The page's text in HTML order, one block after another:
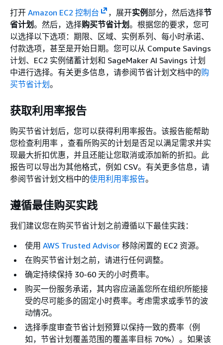
打开 Amazon EC2 控制台 ，展开实例部分，然后选择节
省计划。然后，选择购买节省计划。根据您的要求，您可
以选择以下选项：期限、区域、实例系列、每小时承诺、
付款选项，甚至是开始日期。您可以从 Compute Savings
计划、EC2 实例储蓄计划和 SageMaker AI Savings 计划
中进行选择。有关更多信息，请参阅节省计划文档中的购
买节省计划 。
获取利用率报告
购买节省计划后，您可以获得利用率报告。该报告能帮助
您检查利用率 ，查看所购买的计划是否足以满足需求并实
现最大折扣优惠，并且还能让您取消或添加新的折扣。此
报告可以导出为其他格式，例如 CSV。有关更多信息，请
参阅节省计划文档中的使用利用率报告。
遵循最佳购买实践
我们建议您在购买节省计划之前遵循以下最佳实践：
使用 AWS Trusted Advisor 移除闲置的 EC2 资源。
在购买节省计划之前，请进行任何调整。
确定持续保持 30-60 天的小时费率。
购买一份服务承诺，其内容应涵盖您所在组织所能接
受的尽可能多的固定小时费率。考虑需求或季节的波
动情况。
选择季度审查节省计划预算以保持一致的费率（例
如，节省计划覆盖范围的覆盖率目标 70%）。如果该